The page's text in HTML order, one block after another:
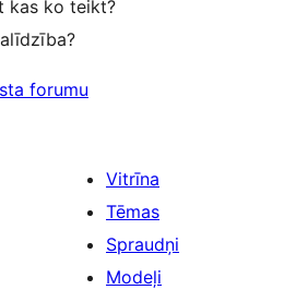
kas ko teikt?
forumu
Vitrīna
Tēmas
Spraudņi
Modeļi